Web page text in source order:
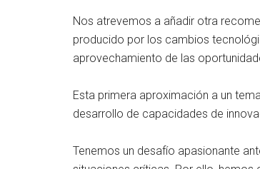
Nos atrevemos a añadir otra
producido por los cambios
aprovechamiento de las
Esta primera aproximación a un
desarrollo de capacidades de
Tenemos un desafío apasionante